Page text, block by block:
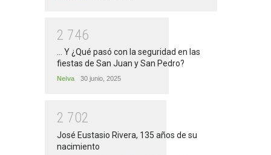
2 746
... Y ¿Qué pasó con la seguridad en las
fiestas de San Juan y San Pedro?
Neiva 30 junio, 2025
2 702
José Eustasio Rivera, 135 años de su
nacimiento